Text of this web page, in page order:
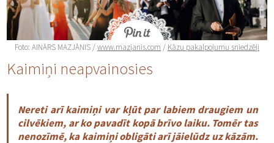
Foto: AINĀRS MAZJĀNIS /www.mazjanis.com / Kāzu pakalpojumu sniedzēji
Kaimiņi neapvainosies
Nereti arī kaimiņi var kļūt par labiem draugiem un
cilvēkiem, ar ko pavadīt kopā brīvo laiku. Tomēr tas
nenozīmē, ka kaimiņi obligāti arī jāielūdz uz kāzām.